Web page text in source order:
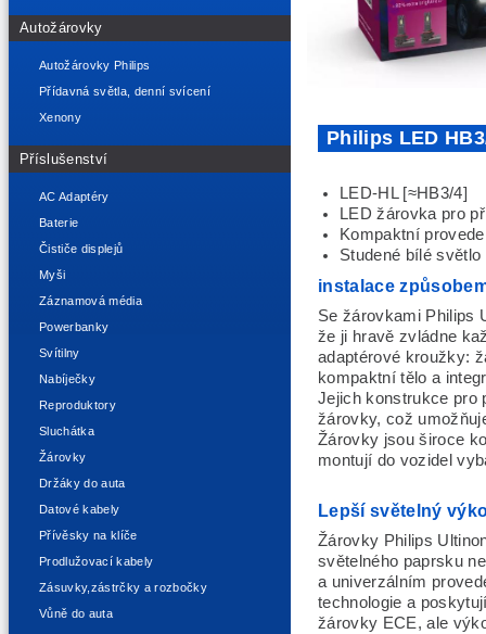
Autožárovky
Autožárovky Philips
Přídavná světla, denní svícení
Xenony
Příslušenství
AC Adaptéry
Baterie
Čističe displejů
Myši
Záznamová média
Powerbanky
Svítilny
Nabíječky
Reproduktory
Sluchátka
Žárovky
Držáky do auta
Datové kabely
Přívěsky na klíče
Prodlužovací kabely
Zásuvky,zástrčky a rozbočky
Vůně do auta
Philips LED
LED-HL [≈HB3/4]
LED žárovka pro
Kompaktní
Studené bílé
instalace
Se žárovkami Philips
že ji hravě zvládne
adaptérové kroužky:
kompaktní tělo a
Jejich konstrukce pro
žárovky, což
Žárovky jsou široce
montují do vozidel
Lepší světelný
Žárovky Philips
světelného paprsku
a univerzálním
technologie a
žárovky ECE, ale